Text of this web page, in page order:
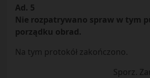
Ad. 5
Nie rozpatrywano spraw w tym
porządku obrad.
Na tym protokół zakończono.
Sporz.